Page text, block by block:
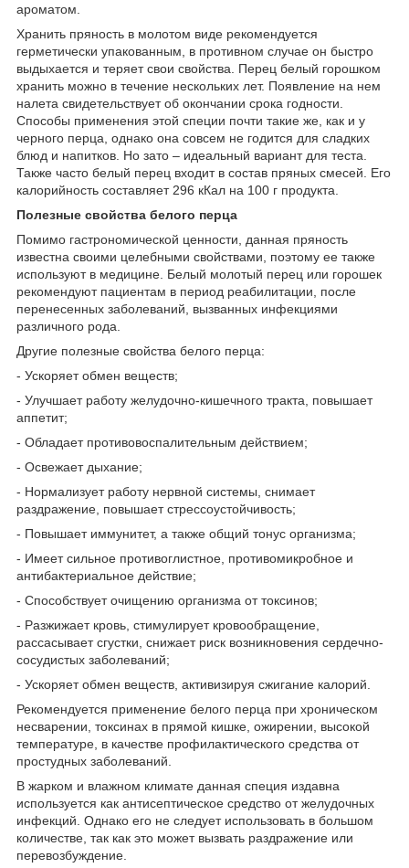
ароматом.
Хранить пряность в молотом виде рекомендуется
герметически упакованным, в противном случае он быстро
выдыхается и теряет свои свойства. Перец белый горошком
хранить можно в течение нескольких лет. Появление на нем
налета свидетельствует об окончании срока годности.
Способы применения этой специи почти такие же, как и у
черного перца, однако она совсем не годится для сладких
блюд и напитков. Но зато – идеальный вариант для теста.
Также часто белый перец входит в состав пряных смесей. Его
калорийность составляет 296 кКал на 100 г продукта.
Полезные свойства белого перца
Помимо гастрономической ценности, данная пряность
известна своими целебными свойствами, поэтому ее также
используют в медицине. Белый молотый перец или горошек
рекомендуют пациентам в период реабилитации, после
перенесенных заболеваний, вызванных инфекциями
различного рода.
Другие полезные свойства белого перца:
- Ускоряет обмен веществ;
- Улучшает работу желудочно-кишечного тракта, повышает
аппетит;
- Обладает противовоспалительным действием;
- Освежает дыхание;
- Нормализует работу нервной системы, снимает
раздражение, повышает стрессоустойчивость;
- Повышает иммунитет, а также общий тонус организма;
- Имеет сильное противоглистное, противомикробное и
антибактериальное действие;
- Способствует очищению организма от токсинов;
- Разжижает кровь, стимулирует кровообращение,
рассасывает сгустки, снижает риск возникновения сердечно-
сосудистых заболеваний;
- Ускоряет обмен веществ, активизируя сжигание калорий.
Рекомендуется применение белого перца при хроническом
несварении, токсинах в прямой кишке, ожирении, высокой
температуре, в качестве профилактического средства от
простудных заболеваний.
В жарком и влажном климате данная специя издавна
используется как антисептическое средство от желудочных
инфекций. Однако его не следует использовать в большом
количестве, так как это может вызвать раздражение или
перевозбуждение.